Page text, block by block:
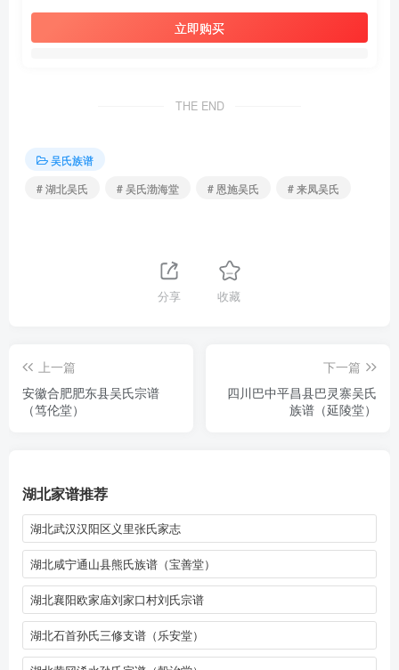
立即购买
THE END
吴氏族谱
# 湖北吴氏
# 吴氏渤海堂 # 恩施吴氏 # 来凤吴氏
分享 收藏
上一篇
安徽合肥肥东县吴氏宗谱
（笃伦堂）
下一篇
四川巴中平昌县巴灵寨吴氏
族谱（延陵堂）
湖北家谱推荐
湖北武汉汉阳区义里张氏家志
湖北咸宁通山县熊氏族谱（宝善堂）
湖北襄阳欧家庙刘家口村刘氏宗谱
湖北石首孙氏三修支谱（乐安堂）